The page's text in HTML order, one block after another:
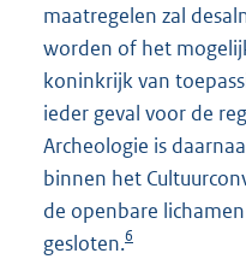
maatregelen zal
worden of het
koninkrijk van
ieder geval voor de
Archeologie is
binnen het
de openbare
gesloten.6